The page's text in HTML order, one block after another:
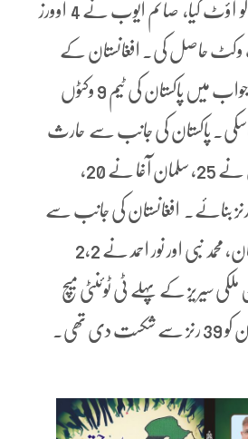
اشرف نے 4 کھلاڑیوں کو آؤٹ کیا، صائم ایوب نے 4 اوورز
ایک وکٹ حاصل کی۔ افغانستان کے
170 رنز کے ہدف کے جواب میں پاکستان کی ٹیم 9 وکٹوں
پر 151 رنز بناسکی۔ پاکستان کی جانب سے حارث
رؤف نے 34 ، فخر زمان نے 25، سلمان آغا نے 20،
صاحبزادہ فرحان نے 18رنز بنائے۔ افغانستان کی جانب سے
سیریز کے پہلے ٹی ٹوئنٹی میچ
تھی۔